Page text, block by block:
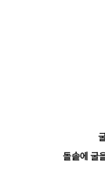
돌솥에 굴